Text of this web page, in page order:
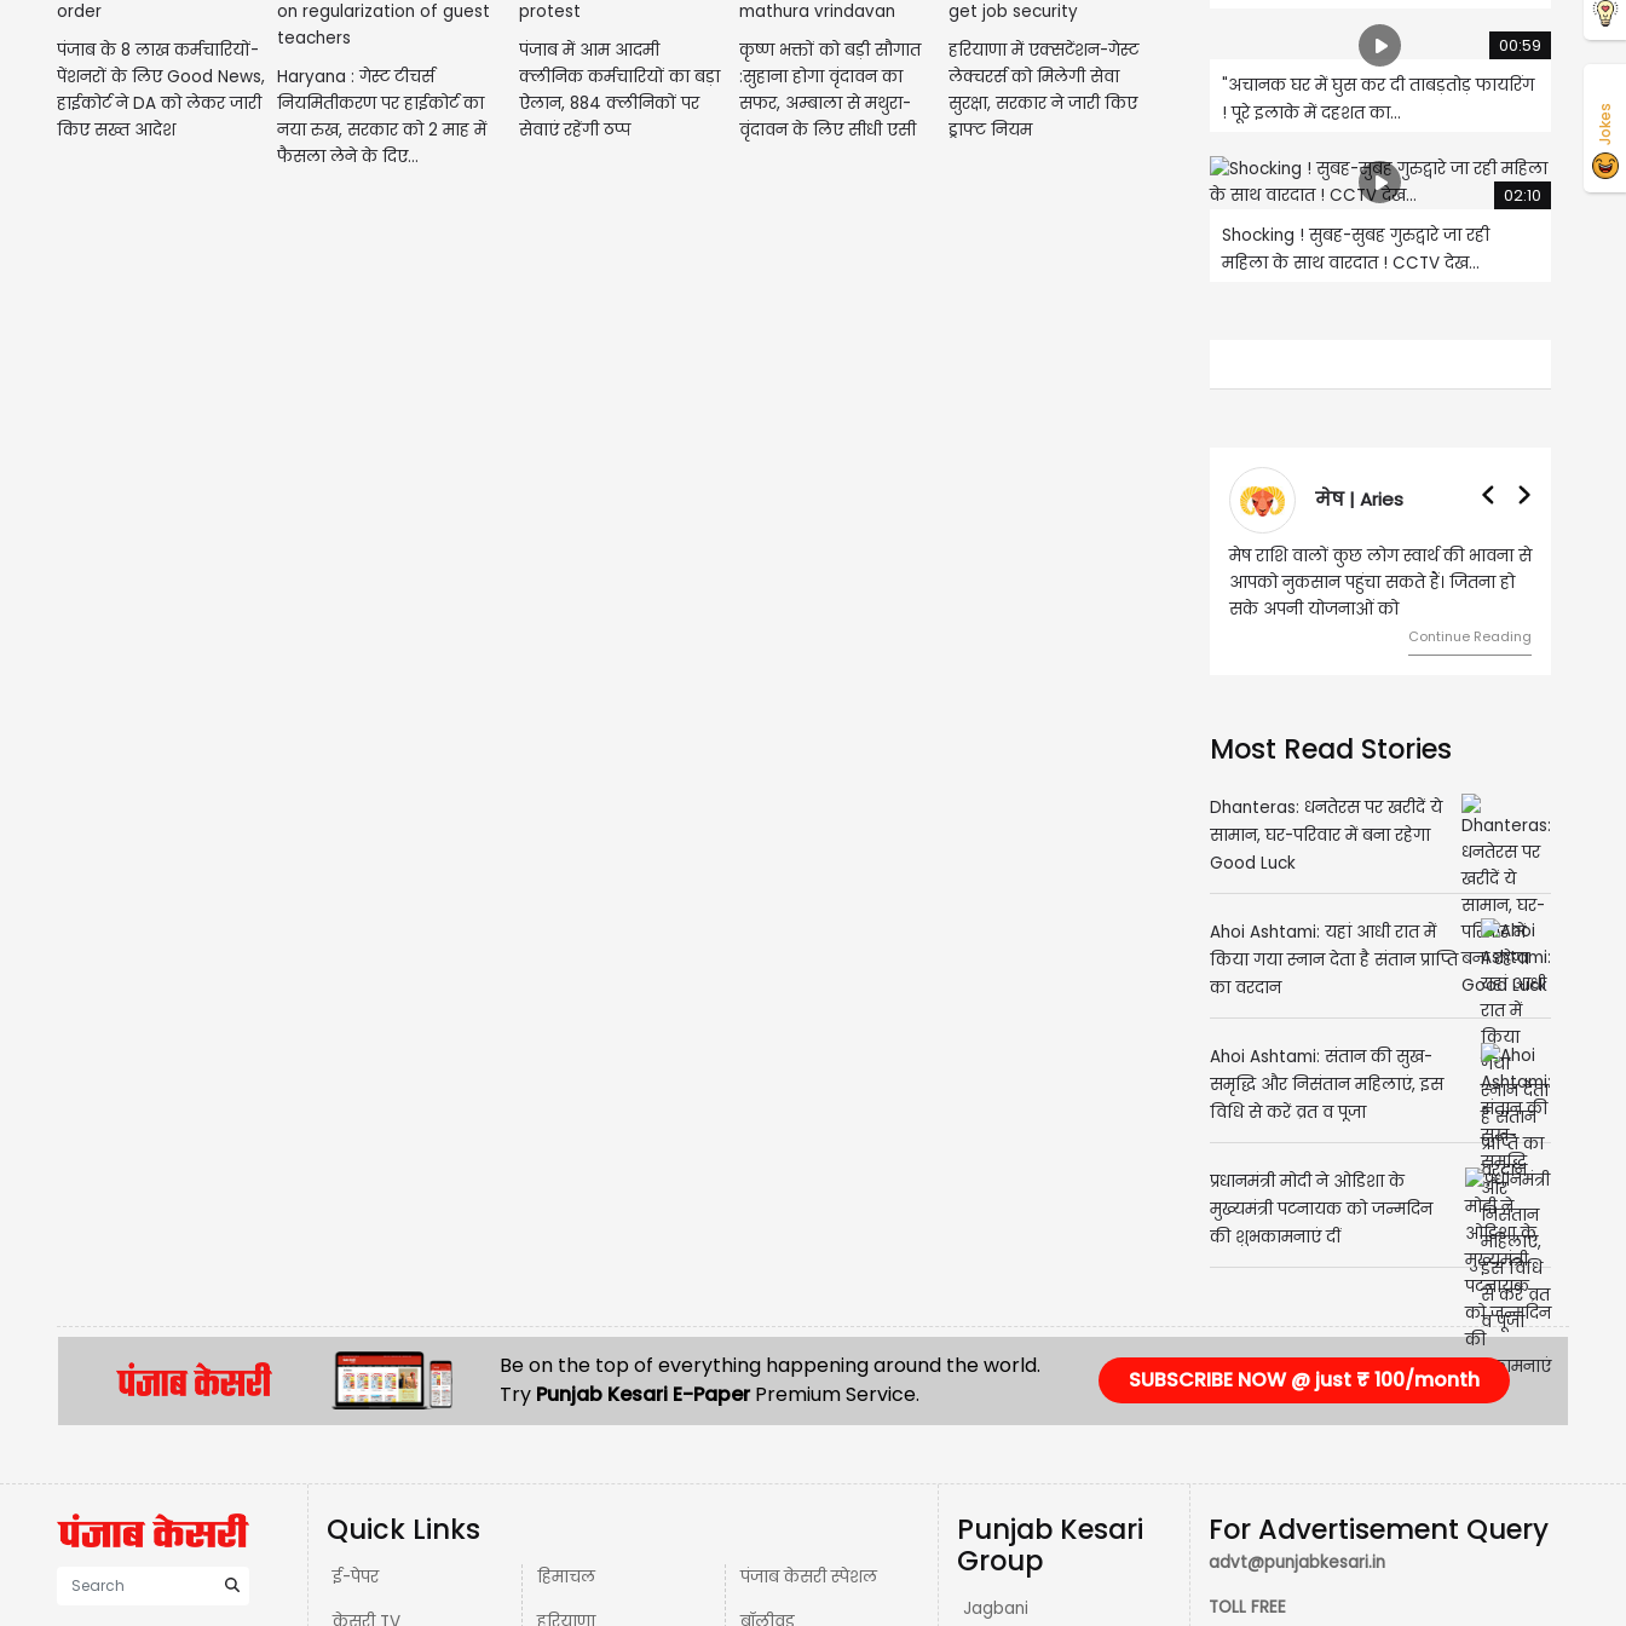
पंजाब के 8 लाख कर्मचारियों-
पेंशनरों के लिए Good News,
हाईकोर्ट ने DA को लेकर जारी
किए सख्त आदेश
Haryana : गेस्ट टीचर्स
नियमितीकरण पर हाईकोर्ट का
नया रुख, सरकार को 2 माह में
फैसला लेने के दिए...
पंजाब में आम आदमी
क्लीनिक कर्मचारियों का बड़ा
ऐलान, 884 क्लीनिकों पर
सेवाएं रहेंगी ठप्प
कृष्ण भक्तों को बड़ी सौगात
:सुहाना होगा वृंदावन का
सफर, अम्बाला से मथुरा-
वृंदावन के लिए सीधी एसी
हरियाणा में एक्सटेंशन-गेस्ट
लेक्चरर्स को मिलेगी सेवा
सुरक्षा, सरकार ने जारी किए
ड्राफ्ट नियम
00:59
"अचानक घर में घुस कर दी ताबड़तोड़ फायरिंग
! पूरे इलाके में दहशत का...
02:10
Shocking ! सुबह-सुबह गुरुद्वारे जा रही
महिला के साथ वारदात ! CCTV देख...
मेष | Aries
मेष राशि वालों कुछ लोग स्वार्थ की भावना से
आपको नुकसान पहुंचा सकते हैं। जितना हो
सके अपनी योजनाओं को
वृषभ | Taurus
वृष राशि वालों आय के स्त्रोत
हुए कार्यों में गति आएगी। युवा
को लेकर ज्यादा फोकस रहेंगे।
Most Read Stories
Dhanteras: धनतेरस पर खरीदें ये
सामान, घर-परिवार में बना रहेगा
Good Luck
Ahoi Ashtami: यहां आधी रात में
किया गया स्नान देता है संतान प्राप्ति
का वरदान
Ahoi Ashtami: संतान की सुख-
समृद्धि और निसंतान महिलाएं, इस
विधि से करें व्रत व पूजा
प्रधानमंत्री मोदी ने ओडिशा के
मुख्यमंत्री पटनायक को जन्मदिन
की शुभकामनाएं दीं
Be on the top of everything happening around the world.
Try Punjab Kesari E-PaperPremium Service.
SUBSCRIBE NOW @ just ₹ 100/month
Quick Links
ई-पेपर
हिमाचल
पंजाब केसरी स्पेशल
Punjab Kesari
Group
Jagbani
For Advertisement Query
advt@punjabkesari.in
TOLL FREE
Jokes